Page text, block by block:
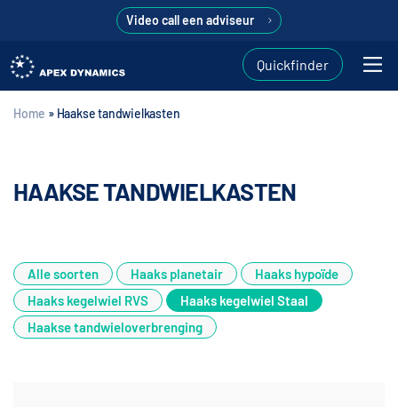
Video call een adviseur
Quickfinder
Home » Haakse tandwielkasten
HAAKSE TANDWIELKASTEN
Alle soorten Haaks planetair
Haaks hypoïde
Haaks kegelwiel RVS
Haaks kegelwiel Staal
Haakse tandwieloverbrenging